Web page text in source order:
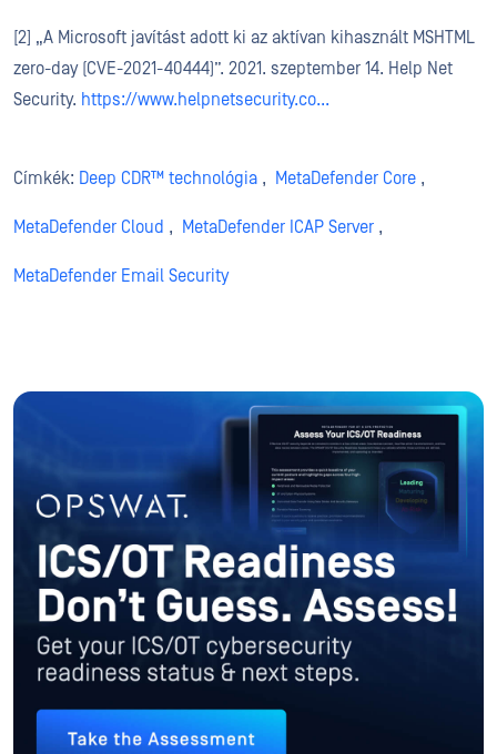
[2] „A Microsoft javítást adott ki az aktívan kihasznált MSHTML
zero-day (CVE-2021-40444)”. 2021. szeptember 14. Help Net
Security. https://www.helpnetsecurity.co...
Címkék: Deep CDR™ technológia , MetaDefender Core ,
MetaDefender Cloud , MetaDefender ICAP Server ,
MetaDefender Email Security